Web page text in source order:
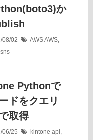
か
02 AWSAWS,
sns
Pythonで
ドをクエリ
取得
25 kintone api,